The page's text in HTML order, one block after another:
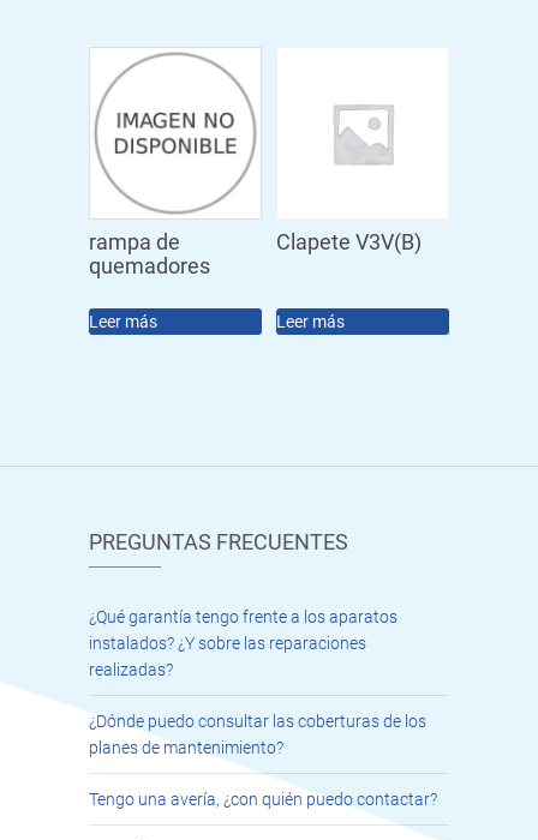
rampa de
quemadores
Leer más
Clapete V3V(B)
Leer más
PREGUNTAS FRECUENTES
¿Qué garantía tengo frente a los aparatos
instalados? ¿Y sobre las reparaciones
realizadas?
¿Dónde puedo consultar las coberturas de los
planes de mantenimiento?
Tengo una avería, ¿con quién puedo contactar?